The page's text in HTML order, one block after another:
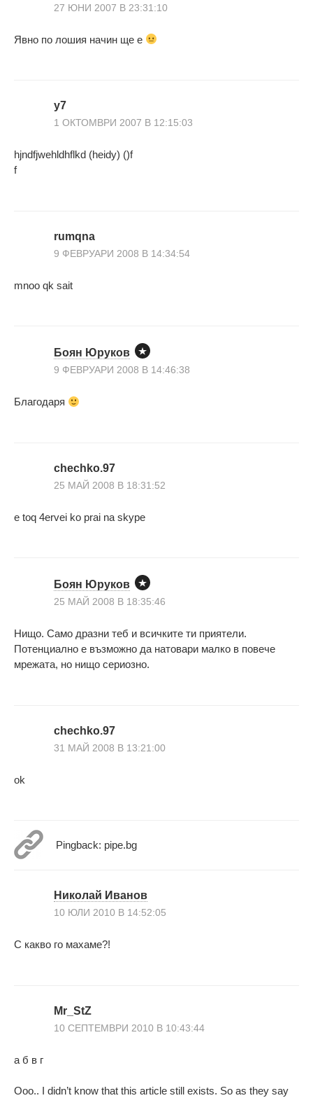
27 ЮНИ 2007 В 23:31:10
Явно по лошия начин ще е
y7
1 ОКТОМВРИ 2007 В 12:15:03
hjndfjwehldhflkd (heidy) ()f
f
rumqna
9 ФЕВРУАРИ 2008 В 14:34:54
mnoo qk sait
Боян Юруков
9 ФЕВРУАРИ 2008 В 14:46:38
Благодаря
chechko.97
25 МАЙ 2008 В 18:31:52
e toq 4ervei ko prai na skype
Боян Юруков
25 МАЙ 2008 В 18:35:46
Нищо. Само дразни теб и всичките ти приятели.
Потенциално е възможно да натовари малко в повече
мрежата, но нищо сериозно.
chechko.97
31 МАЙ 2008 В 13:21:00
ok
Pingback: pipe.bg
Николай Иванов
10 ЮЛИ 2010 В 14:52:05
С какво го махаме?!
Mr_StZ
10 СЕПТЕМВРИ 2010 В 10:43:44
а б в г
Ooo.. I didn’t know that this article still exists. So as they say